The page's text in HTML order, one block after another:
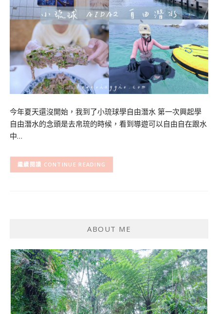
今年夏天還沒開始，我到了小琉球學自由潛水 第一次興起學
自由潛水的念頭是去帛琉的時候，看到導遊可以自由自在跟水
中…
CONTINUE READING
ABOUT ME